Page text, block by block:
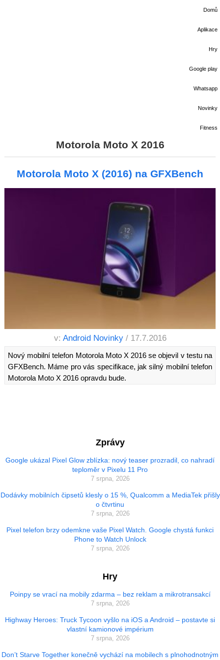
Domů
Aplikace
Hry
Google play
Whatsapp
Novinky
Fitness
Motorola Moto X 2016
Motorola Moto X (2016) na GFXBench
v: Android Novinky / 17.7.2016
Nový mobilní telefon Motorola Moto X 2016 se objevil v testu na
GFXBench. Máme pro vás specifikace, jak silný mobilní telefon
Motorola Moto X 2016 opravdu bude.
Zprávy
Google ukázal Pixel Glow zblízka: nový teaser prozradil, co nahradí
teploměr v Pixelu 11 Pro
7 srpna, 2026
Dodávky mobilních čipsetů klesly o 15 %, Qualcomm a MediaTek přišly
o čtvrtinu
7 srpna, 2026
Pixel telefon brzy odemkne vaše Pixel Watch. Google chystá funkci
Phone to Watch Unlock
7 srpna, 2026
Hry
Poinpy se vrací na mobily zdarma – bez reklam a mikrotransakcí
7 srpna, 2026
Highway Heroes: Truck Tycoon vyšlo na iOS a Android – postavte si
vlastní kamionové impérium
7 srpna, 2026
Don’t Starve Together konečně vychází na mobilech s plnohodnotným